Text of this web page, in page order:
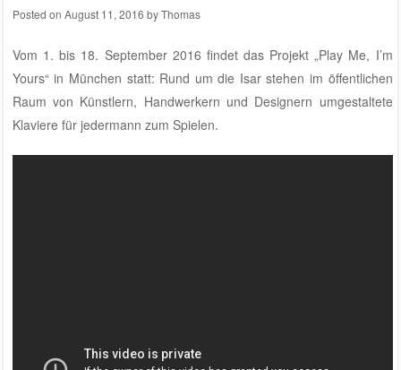
Posted on August 11, 2016 byThomas
Vom 1. bis 18. September 2016 findet das Projekt „Play Me, I’m
Yours“ in München statt: Rund um die Isar stehen im öffentlichen
Raum von Künstlern, Handwerkern und Designern umgestaltete
Klaviere für jedermann zum Spielen.